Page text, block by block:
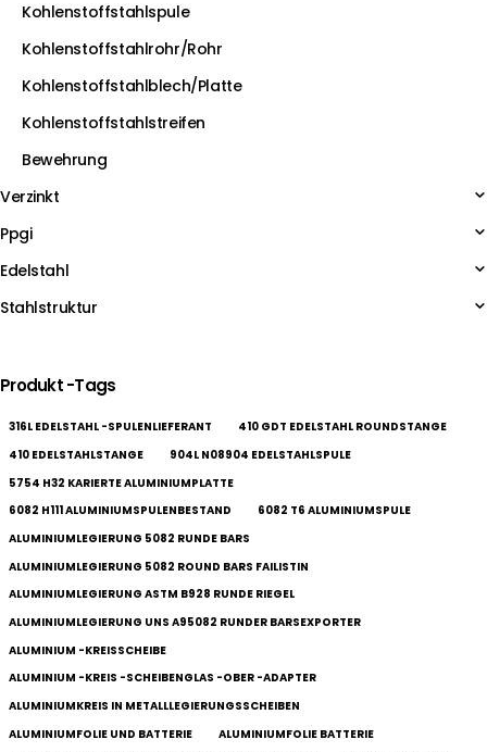
Kohlenstoffstahlspule
Kohlenstoffstahlrohr/Rohr
Kohlenstoffstahlblech/Platte
Kohlenstoffstahlstreifen
Bewehrung
Verzinkt
Ppgi
Edelstahl
Stahlstruktur
Produkt -Tags
316L EDELSTAHL -SPULENLIEFERANT
410 GDT EDELSTAHL ROUNDSTANGE
410 EDELSTAHLSTANGE
904L N08904 EDELSTAHLSPULE
5754 H32 KARIERTE ALUMINIUMPLATTE
6082 H111 ALUMINIUMSPULENBESTAND
6082 T6 ALUMINIUMSPULE
ALUMINIUMLEGIERUNG 5082 RUNDE BARS
ALUMINIUMLEGIERUNG 5082 ROUND BARS FAILISTIN
ALUMINIUMLEGIERUNG ASTM B928 RUNDE RIEGEL
ALUMINIUMLEGIERUNG UNS A95082 RUNDER BARSEXPORTER
ALUMINIUM -KREISSCHEIBE
ALUMINIUM -KREIS -SCHEIBENGLAS -OBER -ADAPTER
ALUMINIUMKREIS IN METALLLEGIERUNGSSCHEIBEN
ALUMINIUMFOLIE UND BATTERIE
ALUMINIUMFOLIE BATTERIE